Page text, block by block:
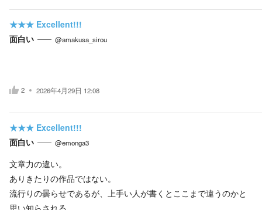
★★★ Excellent!!!
面白い
@amakusa_sirou
2 2026年4月29日 12:08
★★★ Excellent!!!
面白い
@emonga3
文章力の違い。
ありきたりの作品ではない。
流行りの曇らせであるが、上手い人が書くとここまで違うのかと
思い知らされる。